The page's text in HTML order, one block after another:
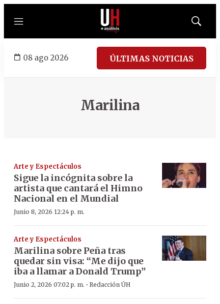
Menú
Mostrar
08 ago 2026 ÚLTIMAS NOTICIAS
Marilina
Arte y Espectáculos
Sigue la incógnita sobre la
artista que cantará el Himno
Nacional en el Mundial
Junio 8, 2026 12:24 p. m.
Arte y Espectáculos
Marilina sobre Peña tras
quedar sin visa: “Me dijo que
iba a llamar a Donald Trump”
Junio 2, 2026 07:02 p. m. · Redacción ÚH